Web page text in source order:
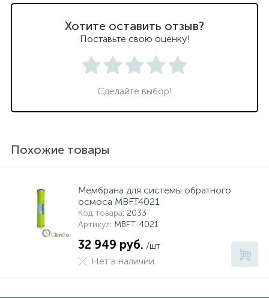
Хотите оставить отзыв?
Поставьте свою оценку!
Сделайте выбор!
Похожие товары
Мембрана для системы обратного
осмоса MBFT4021
Код товара: 2033
Артикул: MBFT-4021
32 949 руб. /шт
Нет в наличии